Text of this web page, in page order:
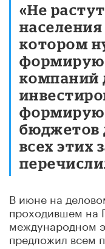
«Не
котором
компаний
бюджетов
всех этих
В июне на
проходившем на
международном
предложил всем